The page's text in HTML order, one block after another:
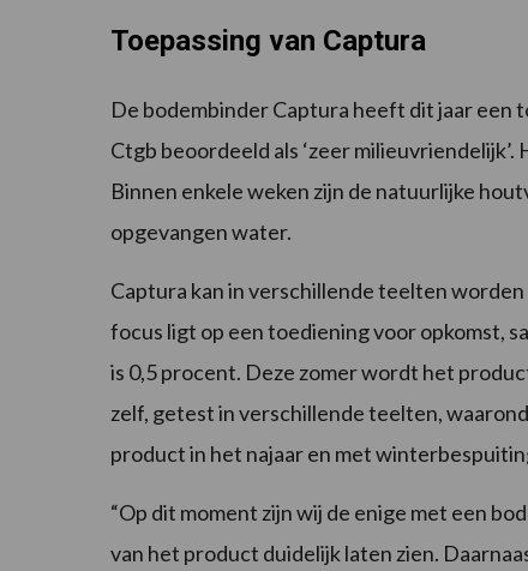
Toepassing van Captura
De bodembinder Captura heeft dit jaar een
Ctgb beoordeeld als ‘zeer
Binnen enkele weken zijn de natuurlijke
opgevangen water.
Captura kan in verschillende teelten
focus ligt op een toediening voor opkomst,
is 0,5 procent. Deze zomer wordt het
zelf, getest in verschillende teelten,
product in het najaar en met
“Op dit moment zijn wij de enige met een
van het product duidelijk laten zien.